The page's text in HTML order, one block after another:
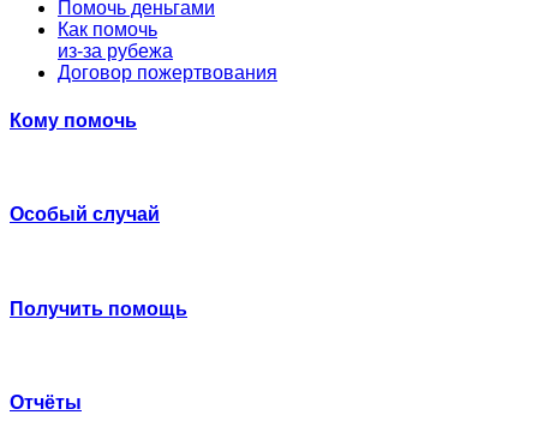
Помочь деньгами
Как помочь
из-за рубежа
Договор пожертвования
Кому помочь
Особый случай
Получить помощь
Отчёты